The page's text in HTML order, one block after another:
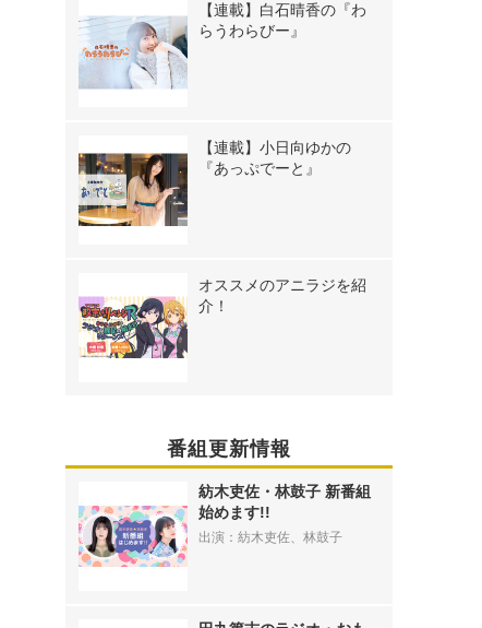
【連載】白石晴香の『わ
らうわらびー』
【連載】小日向ゆかの
『あっぷでーと』
オススメのアニラジを紹
介！
番組更新情報
紡木吏佐・林鼓子 新番組
始めます!!
出演：紡木吏佐、林鼓子